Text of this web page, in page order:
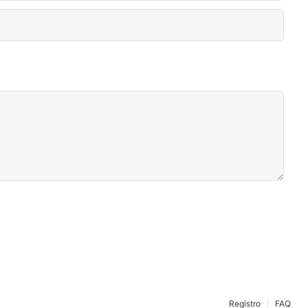
FAQ
Registro